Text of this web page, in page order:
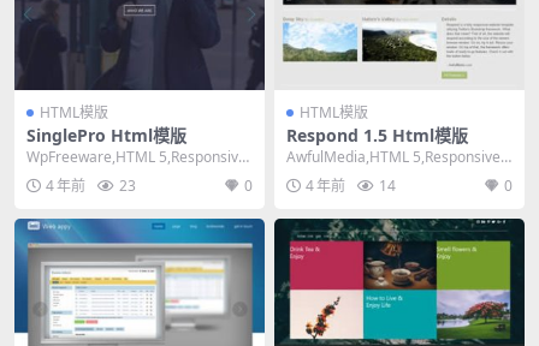
HTML模版
SinglePro Html模版
WpFreeware,HTML 5,Responsive,
Mixed Colu...
4 年前 23 0
HTML模版
Respond 1.5 Html模版
AwfulMedia,HTML 5,Responsive,
Mixed Colu...
4 年前 14 0